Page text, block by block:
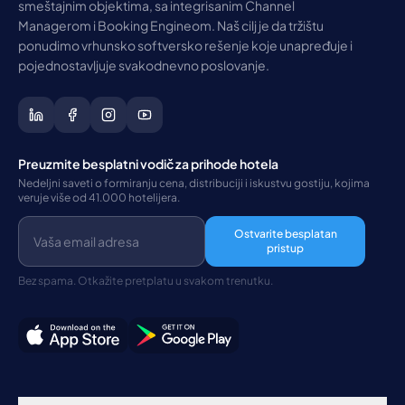
smeštajnim objektima, sa integrisanim Channel
Managerom i Booking Engineom. Naš cilj je da tržištu
ponudimo vrhunsko softversko rešenje koje unapređuje i
pojednostavljuje svakodnevno poslovanje.
Preuzmite besplatni vodič za prihode hotela
Nedeljni saveti o formiranju cena, distribuciji i iskustvu gostiju, kojima
veruje više od 41.000 hotelijera.
Ostvarite besplatan
pristup
Bez spama. Otkažite pretplatu u svakom trenutku.